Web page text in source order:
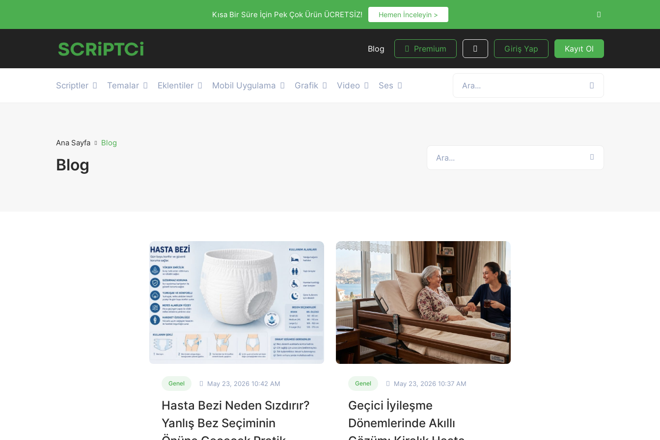
Kısa Bir Süre İçin Pek Çok Ürün ÜCRETSİZ! Hemen İnceleyin >
Blog Premium Giriş Yap Kayıt Ol
Scriptler Temalar Eklentiler Mobil Uygulama Grafik Video Ses
Ana Sayfa Blog
Blog
Genel May 23, 2026 10:42 AM
Hasta Bezi Neden Sızdırır?
Yanlış Bez Seçiminin
Genel May 23, 2026 10:37 AM
Geçici İyileşme
Dönemlerinde Akıllı